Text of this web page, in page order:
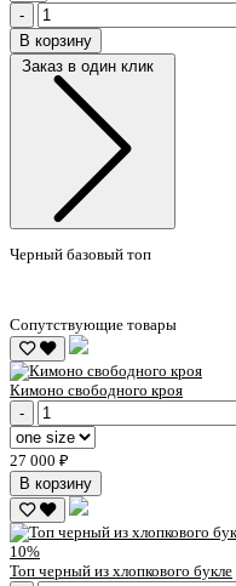
-
В корзину
Заказ в один клик
Черный базовый топ
Сопутствующие товары
Кимоно свободного кроя
-
27 000 ₽
В корзину
10%
Топ черный из хлопкового букле